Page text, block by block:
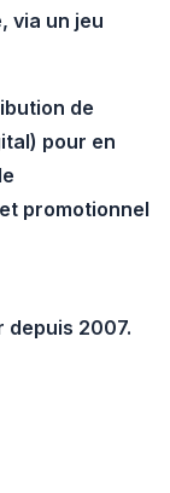
via un jeu
de
pour en
promotionnel
depuis 2007.